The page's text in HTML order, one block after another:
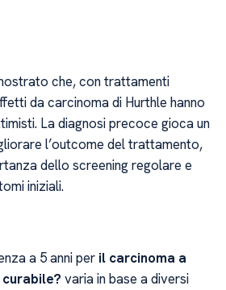
che, con trattamenti
da carcinoma di Hurthle hanno
La diagnosi precoce gioca un
l’outcome del trattamento,
dello screening regolare e
iniziali.
a 5 anni per il carcinoma a
varia in base a diversi